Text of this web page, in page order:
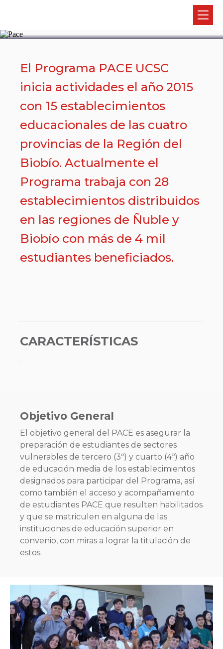
El Programa PACE UCSC
inicia actividades el año 2015
con 15 establecimientos
educacionales de las cuatro
provincias de la Región del
Biobío. Actualmente el
Programa trabaja con 28
establecimientos distribuidos
en las regiones de Ñuble y
Biobío con más de 4 mil
estudiantes beneficiados.
CARACTERÍSTICAS
Objetivo General
El objetivo general del PACE es asegurar la
preparación de estudiantes de sectores
vulnerables de tercero (3º) y cuarto (4º) año
de educación media de los establecimientos
designados para participar del Programa, así
como también el acceso y acompañamiento
de estudiantes PACE que resulten habilitados
y que se matriculen en alguna de las
instituciones de educación superior en
convenio, con miras a lograr la titulación de
estos.